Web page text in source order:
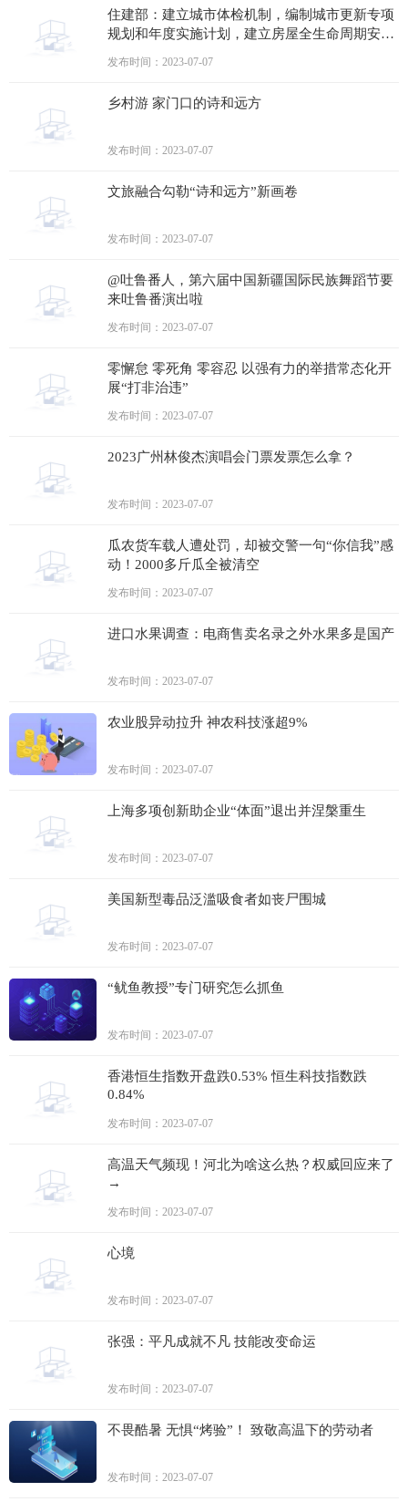
住建部：建立城市体检机制，编制城市更新专项
规划和年度实施计划，建立房屋全生命周期安全
发布时间：2023-07-07
乡村游 家门口的诗和远方
发布时间：2023-07-07
文旅融合勾勒“诗和远方”新画卷
发布时间：2023-07-07
@吐鲁番人，第六届中国新疆国际民族舞蹈节要
来吐鲁番演出啦
发布时间：2023-07-07
零懈怠 零死角 零容忍 以强有力的举措常态化开
展“打非治违”
发布时间：2023-07-07
2023广州林俊杰演唱会门票发票怎么拿？
发布时间：2023-07-07
瓜农货车载人遭处罚，却被交警一句“你信我”感
动！2000多斤瓜全被清空
发布时间：2023-07-07
进口水果调查：电商售卖名录之外水果多是国产
发布时间：2023-07-07
农业股异动拉升 神农科技涨超9%
发布时间：2023-07-07
上海多项创新助企业“体面”退出并涅槃重生
发布时间：2023-07-07
美国新型毒品泛滥吸食者如丧尸围城
发布时间：2023-07-07
“鱿鱼教授”专门研究怎么抓鱼
发布时间：2023-07-07
香港恒生指数开盘跌0.53% 恒生科技指数跌
0.84%
发布时间：2023-07-07
高温天气频现！河北为啥这么热？权威回应来了
→
发布时间：2023-07-07
心境
发布时间：2023-07-07
张强：平凡成就不凡 技能改变命运
发布时间：2023-07-07
不畏酷暑 无惧“烤验”！ 致敬高温下的劳动者
发布时间：2023-07-07